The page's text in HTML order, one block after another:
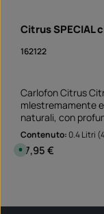
Citrus SPECIAL
162122
Carlofon Citrus
mlestremamente
naturali, con
grasso, olio,
superfici non
prima di incollare
veicolo specifico -
Contenuto: 0.4 Litri
Prezzo normale:
D
i
b
17,95 €